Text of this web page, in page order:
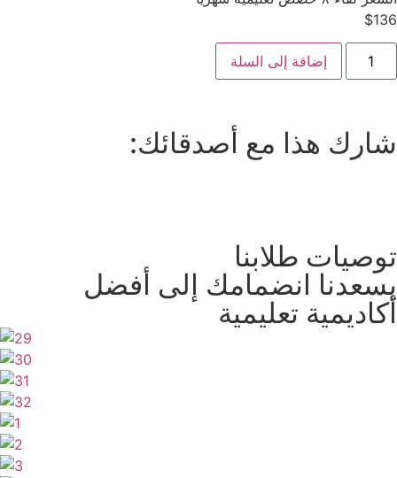
$136
إضافة إلى السلة
شارك هذا مع أصدقائك:
توصيات طلابنا
يسعدنا انضمامك إلى أفضل
أكاديمية تعليمية